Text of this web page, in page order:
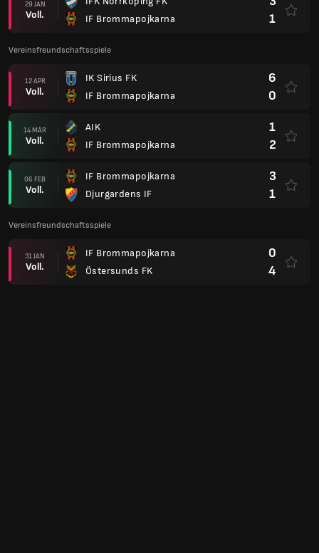
29 JAN
Voll.
IF Brommapojkarna
1
Vereinsfreundschaftsspiele
12 APR
Voll.
IK Sirius FK
IF Brommapojkarna
6
0
14 MÄR
Voll.
AIK
IF Brommapojkarna
1
2
06 FEB
Voll.
IF Brommapojkarna
Djurgardens IF
3
1
Vereinsfreundschaftsspiele
31 JAN
Voll.
IF Brommapojkarna
Östersunds FK
0
4